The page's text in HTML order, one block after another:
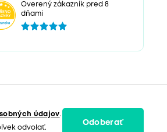
Overený zákazník pred 8
dňami
údajov.
odvolať.
Odoberať